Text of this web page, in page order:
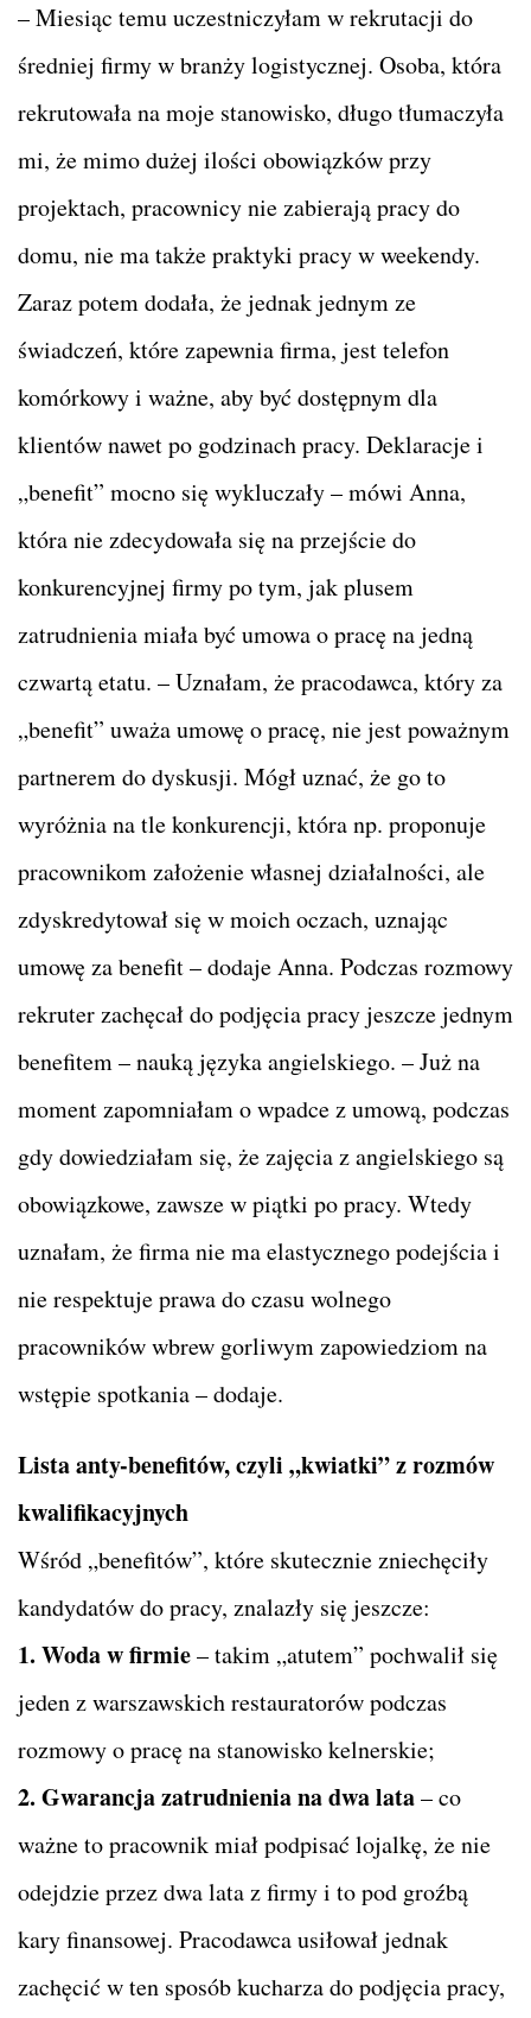
– Miesiąc temu uczestniczyłam w rekrutacji do
średniej firmy w branży logistycznej. Osoba, która
rekrutowała na moje stanowisko, długo tłumaczyła
mi, że mimo dużej ilości obowiązków przy
projektach, pracownicy nie zabierają pracy do
domu, nie ma także praktyki pracy w weekendy.
Zaraz potem dodała, że jednak jednym ze
świadczeń, które zapewnia firma, jest telefon
komórkowy i ważne, aby być dostępnym dla
klientów nawet po godzinach pracy. Deklaracje i
„benefit” mocno się wykluczały – mówi Anna,
która nie zdecydowała się na przejście do
konkurencyjnej firmy po tym, jak plusem
zatrudnienia miała być umowa o pracę na jedną
czwartą etatu. – Uznałam, że pracodawca, który za
„benefit” uważa umowę o pracę, nie jest poważnym
partnerem do dyskusji. Mógł uznać, że go to
wyróżnia na tle konkurencji, która np. proponuje
pracownikom założenie własnej działalności, ale
zdyskredytował się w moich oczach, uznając
umowę za benefit – dodaje Anna. Podczas rozmowy
rekruter zachęcał do podjęcia pracy jeszcze jednym
benefitem – nauką języka angielskiego. – Już na
moment zapomniałam o wpadce z umową, podczas
gdy dowiedziałam się, że zajęcia z angielskiego są
obowiązkowe, zawsze w piątki po pracy. Wtedy
uznałam, że firma nie ma elastycznego podejścia i
nie respektuje prawa do czasu wolnego
pracowników wbrew gorliwym zapowiedziom na
wstępie spotkania – dodaje.
Lista anty-benefitów, czyli „kwiatki” z rozmów
kwalifikacyjnych
Wśród „benefitów”, które skutecznie zniechęciły
kandydatów do pracy, znalazły się jeszcze:
1. Woda w firmie– takim „atutem” pochwalił się
jeden z warszawskich restauratorów podczas
rozmowy o pracę na stanowisko kelnerskie;
2. Gwarancja zatrudnienia na dwa lata– co
ważne to pracownik miał podpisać lojalkę, że nie
odejdzie przez dwa lata z firmy i to pod groźbą
kary finansowej. Pracodawca usiłował jednak
zachęcić w ten sposób kucharza do podjęcia pracy,